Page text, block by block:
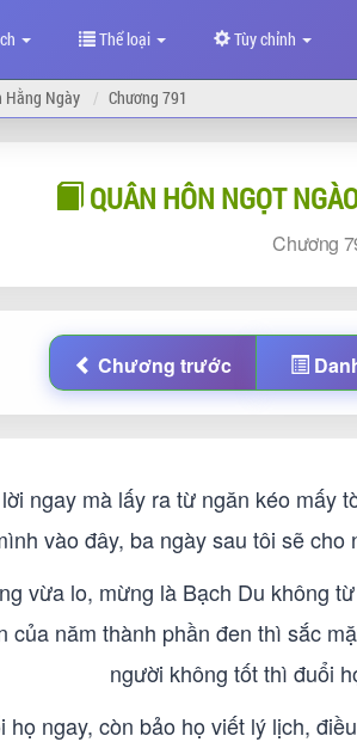
Thể loại Tùy chỉnh
Hằng Ngày Chương 791
QUÂN HÔN NGỌT
Chương
Chương trước
ngay mà lấy ra từ ngăn kéo
vào đây, ba ngày sau tôi sẽ
vừa lo, mừng là Bạch Du không
của năm thành phần đen thì sắc
người không tốt thì đuổi
ngay, còn bảo họ viết lý lịch,